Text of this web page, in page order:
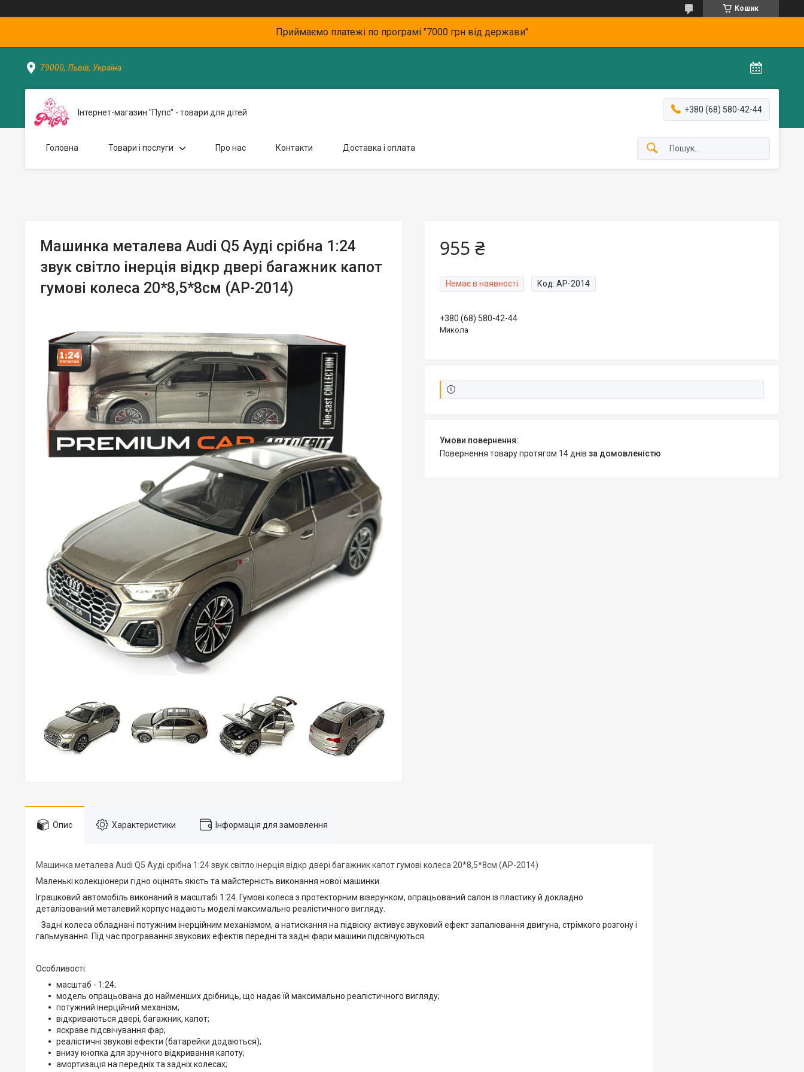
Кошик
Приймаємо платежі по програмі "7000 грн від держави"
79000, Львів, Україна
Інтернет-магазин "Пупс" - товари для дітей +380 (68) 580-42-44
Головна Товари і послуги Про нас Контакти Доставка і оплата
Машинка металева Audi Q5 Ауді срібна 1:24
звук світло інерція відкр двері багажник капот
гумові колеса 20*8,5*8см (AP-2014)
955 ₴
Немає в наявності Код: AP-2014
+380 (68) 580-42-44
Микола
повернення товару протягом 14 днів за домовленістю
Опис Характеристики Інформація для замовлення
Машинка металева Audi Q5 Ауді срібна 1:24 звук світло інерція відкр двері багажник капот гумові колеса 20*8,5*8см (AP-2014)
Маленькі колекціонери гідно оцінять якість та майстерність виконання нової машинки.
Іграшковий автомобіль виконаний в масштабі 1:24. Гумові колеса з протекторним візерунком, опрацьований салон із пластику й докладно
деталізований металевий корпус надають моделі максимально реалістичного вигляду.
Задні колеса обладнані потужним інерційним механізмом, а натискання на підвіску активує звуковий ефект запалювання двигуна, стрімкого розгону і
гальмування. Під час програвання звукових ефектів передні та задні фари машини підсвічуються.
Особливості:
масштаб - 1:24;
модель опрацьована до найменших дрібниць, що надає їй максимально реалістичного вигляду;
потужний інерційний механізм;
відкриваються двері, багажник, капот;
яскраве підсвічування фар;
реалістичні звукові ефекти (батарейки додаються);
внизу кнопка для зручного відкривання капоту;
амортизація на передніх та задніх колесах;